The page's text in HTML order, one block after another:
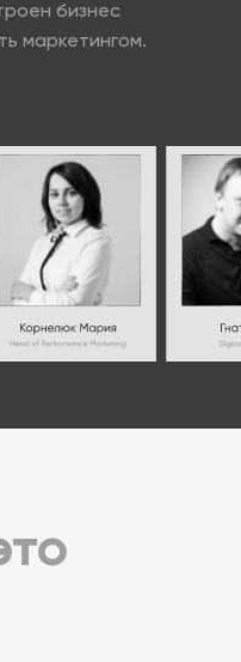
бизнес
маркетингом.